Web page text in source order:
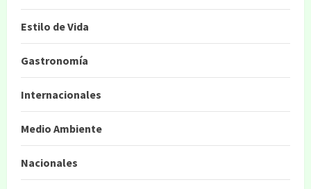
Estilo de Vida
Gastronomía
Internacionales
Medio Ambiente
Nacionales